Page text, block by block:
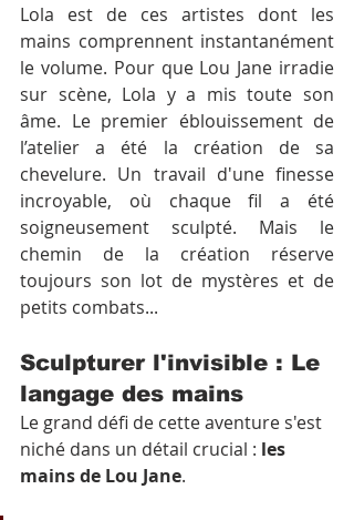
Lola est de ces artistes dont les
mains comprennent instantanément
le volume. Pour que Lou Jane irradie
sur scène, Lola y a mis toute son
âme. Le premier éblouissement de
l’atelier a été la création de sa
chevelure. Un travail d'une finesse
incroyable, où chaque fil a été
soigneusement sculpté. Mais le
chemin de la création réserve
toujours son lot de mystères et de
petits combats...
Sculpturer l'invisible : Le
langage des mains
Le grand défi de cette aventure s'est
niché dans un détail crucial : les
mains de Lou Jane.